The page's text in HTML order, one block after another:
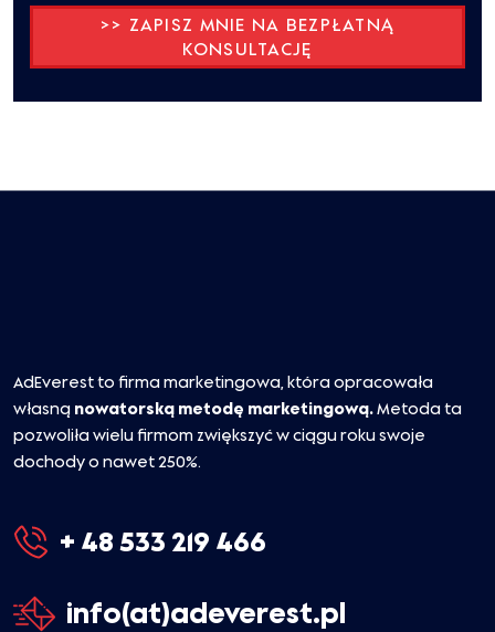
AdEverest to firma marketingowa, która opracowała
własną nowatorską metodę marketingową.Metoda ta
pozwoliła wielu firmom zwiększyć w ciągu roku swoje
dochody o nawet 250%.
+ 48 533 219 466
info(at)adeverest.pl